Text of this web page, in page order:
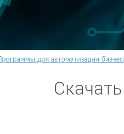
Программы для автоматизации